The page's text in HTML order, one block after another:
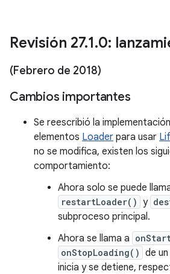
Revisión 27.1.0:
(Febrero de 2018)
Cambios importantes
Se reescribió la
elementos Loader para usar
no se modifica, existen los
comportamiento:
Ahora solo se puede
restartLoader() y
subproceso principal.
Ahora se llama a
onStopLoading() de
inicia y se detiene,